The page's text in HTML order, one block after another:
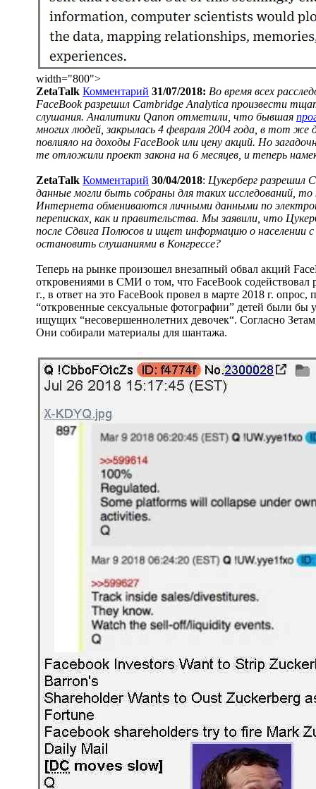
width="800">
ZetaTalk Комментарий 31/07/2018: Во время всех
FaceBook разрешил Cambridge Analytica произвести
слушания. Аналитики Qanon отметили, что бывшая
многих людей, закрылась 4 февраля 2004 года, в тот же
повлияло на доходы FaceBook или цену акций. Но
те отложили проект закона на 6 месяцев, и теперь
ZetaTalk Комментарий 30/04/2018: Цукерберг разрешил
данные могли быть собраны для таких исследований, то
Интернета обмениваются личными данными по
переписках, как и правительства. Мы заявили, что
после Сдвига Полюсов и ищет информацию о населении
остановить слушаниями в Конгрессе?
Теперь на рынке произошел внезапный обвал акций
откровениями в СМИ о том, что FaceBook
г., в ответ на это FaceBook провел в марте 2018 г.
“откровенные сексуальные фотографии” детей были
ищущих “несовершеннолетних девочек“. Согласно
Они собирали материалы для шантажа.